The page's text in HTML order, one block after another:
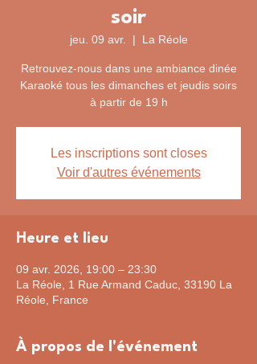
soir
jeu. 09 avr.
  |
La Réole
Retrouvez-nous dans une ambiance dinée
Karaoké tous les dimanches et jeudis soirs
à partir de 19 h
Les inscriptions sont closes
Voir d'autres événements
Heure et lieu
09 avr. 2026, 19:00 – 23:30
La Réole, 1 Rue Armand Caduc, 33190 La
Réole, France
À propos de l'événement